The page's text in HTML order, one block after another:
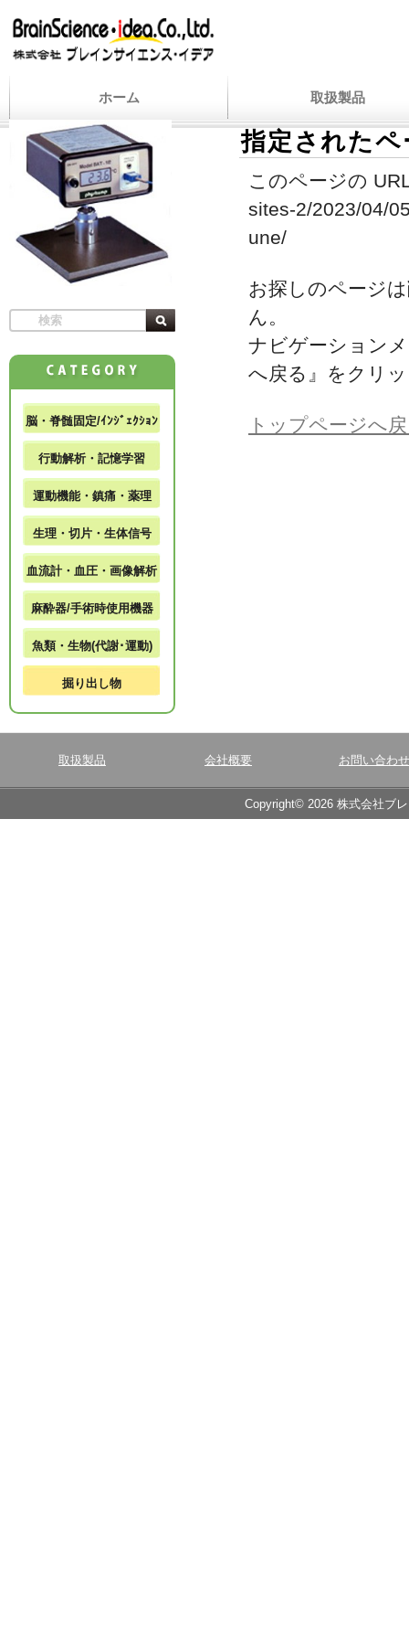
ホーム 取扱製品
指定された
このページの
sites-2/2023/04/
une/
お探しのページ
ん。
ナビゲーション
へ戻る』をクリ
トップページへ
脳・脊髄固定/ｲﾝｼﾞｪｸｼｮﾝ
行動解析・記憶学習
運動機能・鎮痛・薬理
生理・切片・生体信号
血流計・血圧・画像解析
麻酔器/手術時使用機器
魚類・生物(代謝･運動)
掘り出し物
取扱製品 会社概要 お問い合わせ
Copyright© 2026 株式会社ブ